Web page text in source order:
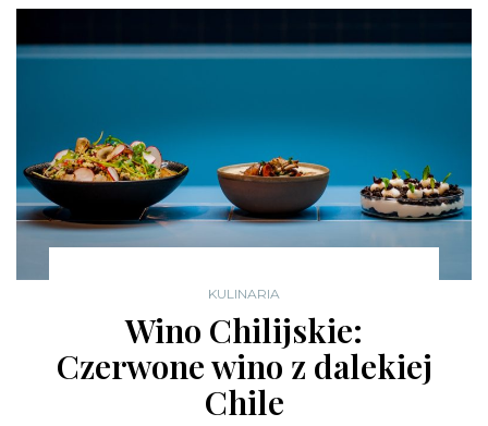
KULINARIA
Wino Chilijskie:
Czerwone wino z dalekiej
Chile